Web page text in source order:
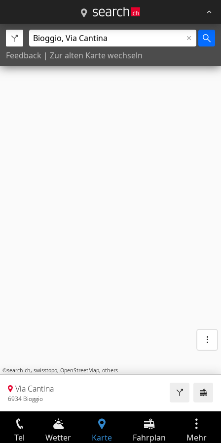
Feedback | Zur alten Karte wechseln
©search.ch, swisstopo, OpenStreetMap, others
Via Cantina
6934 Bioggio
Tel Wetter Karte Fahrplan Mehr